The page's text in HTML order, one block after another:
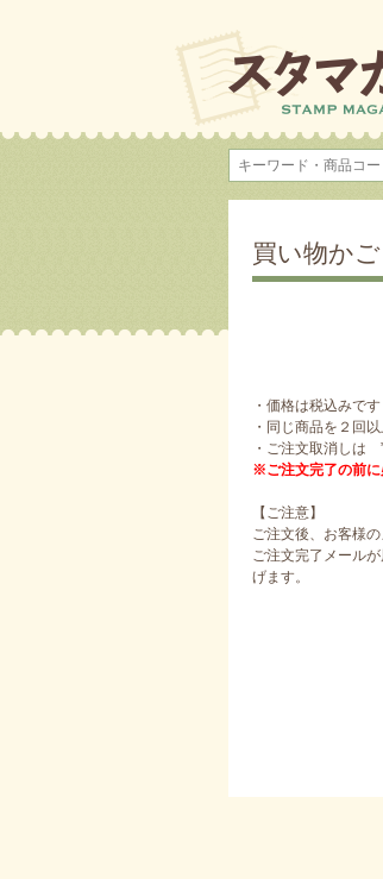
買い物かご
・価格は税込みです
・同じ商品を２回
・ご注文取消しは
※ご注文完了の前に
【ご注意】
ご注文後、お客様
ご注文完了メール
げます。